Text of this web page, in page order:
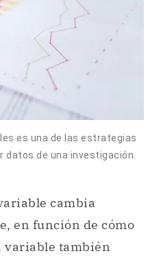
es una de las estrategias
de una investigación.
cambia
en función de cómo
variable también